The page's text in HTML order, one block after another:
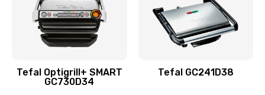
Tefal Optigrill+ SMART
GC730D34
Tefal GC241D38